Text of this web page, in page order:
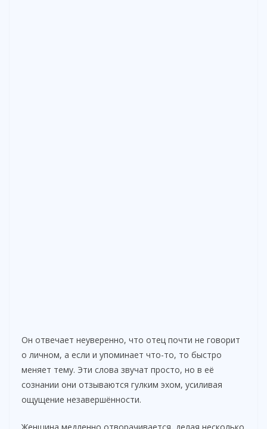
Он отвечает неуверенно, что отец почти не говорит
о личном, а если и упоминает что-то, то быстро
меняет тему. Эти слова звучат просто, но в её
сознании они отзываются гулким эхом, усиливая
ощущение незавершённости.